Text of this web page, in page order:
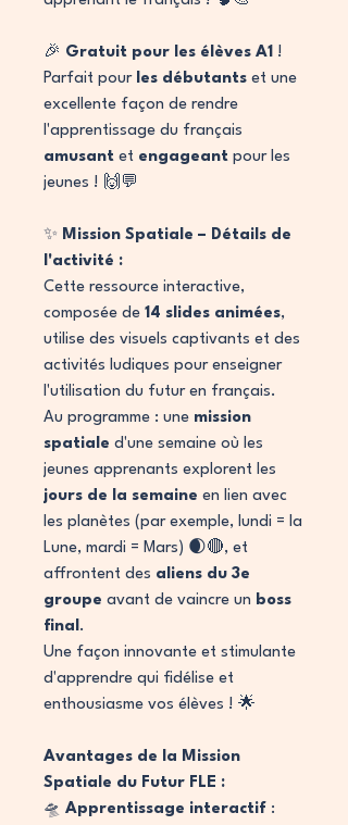
🎉 Gratuit pour les élèves A1 !
Parfait pour les débutants et une
excellente façon de rendre
l'apprentissage du français
amusant et engageant pour les
jeunes ! 🙌💬
✨ Mission Spatiale – Détails de
l'activité :
Cette ressource interactive,
composée de 14 slides animées,
utilise des visuels captivants et des
activités ludiques pour enseigner
l'utilisation du futur en français.
Au programme : une mission
spatiale d'une semaine où les
jeunes apprenants explorent les
jours de la semaine en lien avec
les planètes (par exemple, lundi = la
Lune, mardi = Mars) 🌒🔴, et
affrontent des aliens du 3e
groupe avant de vaincre un boss
final.
Une façon innovante et stimulante
d'apprendre qui fidélise et
enthousiasme vos élèves ! 🌟
Avantages de la Mission
Spatiale du Futur FLE :
🛸 Apprentissage interactif :